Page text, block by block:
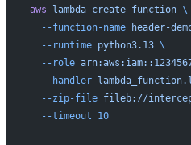
aws lambda create-function \
  --function-name
header-
  --runtime
python3.13 \
  --role
  --handler
  --zip-file
fileb://
  --timeout
10